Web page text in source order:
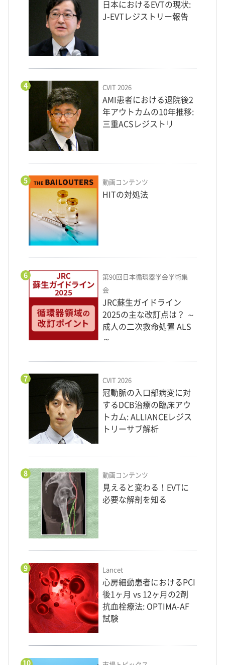
日本におけるEVTの現状:
J-EVTレジストリー報告
4 CVIT 2026
AMI患者における退院後2
年アウトカムの10年推移:
三重ACSレジストリ
5 動画コンテンツ
HITの対処法
6
第90回日本循環器学会学術集
会
JRC蘇生ガイドライン
2025の主な改訂点は？ ～
成人の二次救命処置 ALS
～
7 CVIT 2026
冠動脈の入口部病変に対
するDCB治療の臨床アウ
トカム: ALLIANCEレジス
トリーサブ解析
8 動画コンテンツ
見えると変わる！EVTに
必要な解剖を知る
9 Lancet
心房細動患者におけるPCI
後1ヶ月 vs 12ヶ月の2剤
抗血栓療法: OPTIMA-AF
試験
10